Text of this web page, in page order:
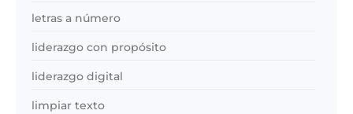
letras a número
liderazgo con propósito
liderazgo digital
limpiar texto